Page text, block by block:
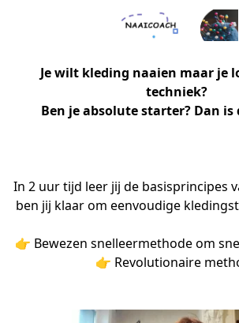
Je wilt kleding naaien maar je
techniek?
Ben je absolute starter? Dan
In 2 uur tijd leer jij de basisprincipes
ben jij klaar om eenvoudige
👉 Bewezen snelleermethode om
👉 Revolutionaire